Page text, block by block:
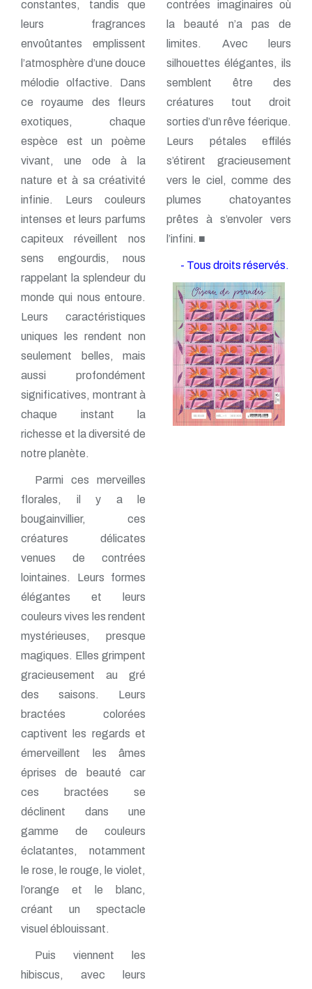
constantes, tandis que
leurs fragrances
envoûtantes emplissent
l’atmosphère d’une douce
mélodie olfactive. Dans
ce royaume des fleurs
exotiques, chaque
espèce est un poème
vivant, une ode à la
nature et à sa créativité
infinie. Leurs couleurs
intenses et leurs parfums
capiteux réveillent nos
sens engourdis, nous
rappelant la splendeur du
monde qui nous entoure.
Leurs caractéristiques
uniques les rendent non
seulement belles, mais
aussi profondément
significatives, montrant à
chaque instant la
richesse et la diversité de
notre planète.
Parmi ces merveilles
florales, il y a le
bougainvillier, ces
créatures délicates
venues de contrées
lointaines. Leurs formes
élégantes et leurs
couleurs vives les rendent
mystérieuses, presque
magiques. Elles grimpent
gracieusement au gré
des saisons. Leurs
bractées colorées
captivent les regards et
émerveillent les âmes
éprises de beauté car
ces bractées se
déclinent dans une
gamme de couleurs
éclatantes, notamment
le rose, le rouge, le violet,
l’orange et le blanc,
créant un spectacle
visuel éblouissant.
Puis viennent les
hibiscus, avec leurs
contrées imaginaires où
la beauté n’a pas de
limites. Avec leurs
silhouettes élégantes, ils
semblent être des
créatures tout droit
sorties d’un rêve féerique.
Leurs pétales effilés
s’étirent gracieusement
vers le ciel, comme des
plumes chatoyantes
prêtes à s’envoler vers
l’infini. ■
- Tous droits réservés.